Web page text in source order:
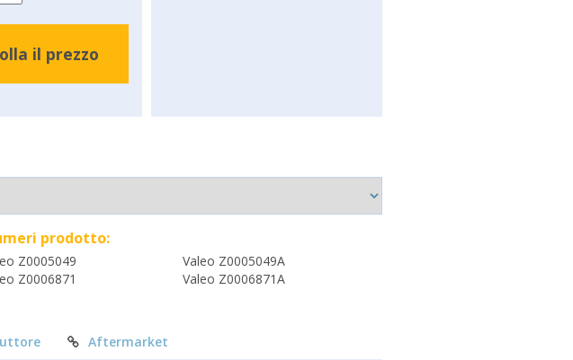
il prezzo
prodotto:
Z0005049
Valeo Z0005049A
Z0006871
Valeo Z0006871A
Aftermarket